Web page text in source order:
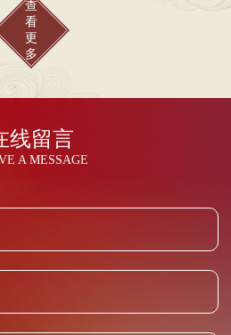
主要原料，经糖化、固态发酵、
未添加食用酒精及非白酒发酵产
自身特点的白酒。这也就规定了
不含食用酒精及非白酒发酵产生
成了各大名酒自己的香感、口
于市场上的一些兑制酒，这些兑
白酒，添加一定量的乙酸乙酯，
么酒，就把相应的主体香成分加
来，是调不出来，因为酱香型酒
它的主体香是什么，还没有探究
兑制酒都是浓香较多，闻起来，
于酒外，而纯粮酿造的酒香蕴含
慢慢咀嚼、回味、香感雅致而悠
坚持品质诚实以及相关的传播引
质的关注和信任，使白酒牢牢扎
稳健。 白酒品质创新是一个系统
护和营造良好的生态环境，加强
传统工艺不断与现代科技相结
以消费者的体验和需求为导向，
风味及饮用方式；我们还应该共
白酒酿造工艺，精心维护建设白
价值表现白酒的内涵与品位，不
满足现代消费者的心理需求，内
，真正将白酒的历史价值转化为
信、践行文化使命，积极推动白
俱进，勇于创新，倡导和谐、健
积极向上的人文风采与时代风
化价值的精神财富。 白酒的灵魂
白酒才具备了物质和精神的双重
与共，与人民感情紧密相连。 提
该主动践行文化使命，发挥白酒
通过白酒文化的诉求与传播，反
新促进社会文明进步。我们要把
，无明显悬浮物，无沉淀。 香
，余香绵长。 口味：酱香口味，
调，余味悠长。 风格：具有本品
精度。在20℃时，100mL酒样中
计，下同），以薯干及代用品为
得超过2.0g/L。 5、铅。国标规
不得超过0.5mg/L（以Pb计）。铅
化物，国标规定，低于
己的标准低于7.0 mg/L. 铧子陈酿
，卫生指标普遍远远低于国家标
明、酱香兼有陈香、幽雅舒适、
特色。
查
看
更
多
线留言
A MESSAGE